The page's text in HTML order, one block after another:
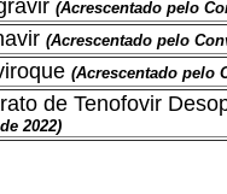
r (Acrescentado pelo
(Acrescentado pelo
(Acrescentado pelo
de Tenofovir
2022)